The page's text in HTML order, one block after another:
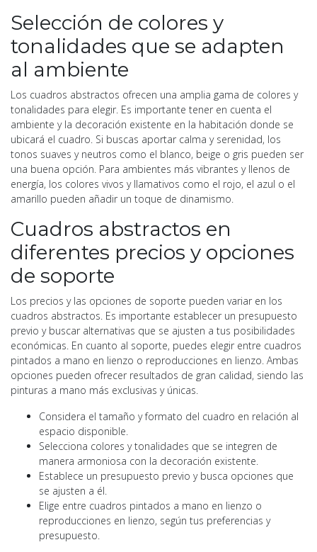
Selección de colores y
tonalidades que se adapten
al ambiente
Los cuadros abstractos ofrecen una amplia gama de colores y
tonalidades para elegir. Es importante tener en cuenta el
ambiente y la decoración existente en la habitación donde se
ubicará el cuadro. Si buscas aportar calma y serenidad, los
tonos suaves y neutros como el blanco, beige o gris pueden ser
una buena opción. Para ambientes más vibrantes y llenos de
energía, los colores vivos y llamativos como el rojo, el azul o el
amarillo pueden añadir un toque de dinamismo.
Cuadros abstractos en
diferentes precios y opciones
de soporte
Los precios y las opciones de soporte pueden variar en los
cuadros abstractos. Es importante establecer un presupuesto
previo y buscar alternativas que se ajusten a tus posibilidades
económicas. En cuanto al soporte, puedes elegir entre cuadros
pintados a mano en lienzo o reproducciones en lienzo. Ambas
opciones pueden ofrecer resultados de gran calidad, siendo las
pinturas a mano más exclusivas y únicas.
Considera el tamaño y formato del cuadro en relación al
espacio disponible.
Selecciona colores y tonalidades que se integren de
manera armoniosa con la decoración existente.
Establece un presupuesto previo y busca opciones que
se ajusten a él.
Elige entre cuadros pintados a mano en lienzo o
reproducciones en lienzo, según tus preferencias y
presupuesto.